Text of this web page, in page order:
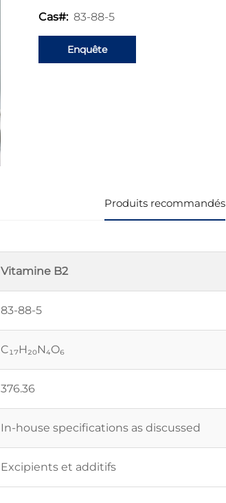
Cas#: 83-88-5
Enquête
Produits recommandés
Vitamine B2
83-88-5
C₁₇H₂₀N₄O₆
376.36
In-house specifications as discussed
Excipients et additifs